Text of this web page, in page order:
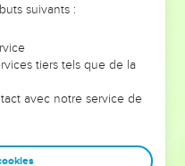
les doutes, les erreurs
alors même que ce
façonnés.
et responsables
afin que leurs erreurs
suivants :
tiers tels que de la
avec notre service de